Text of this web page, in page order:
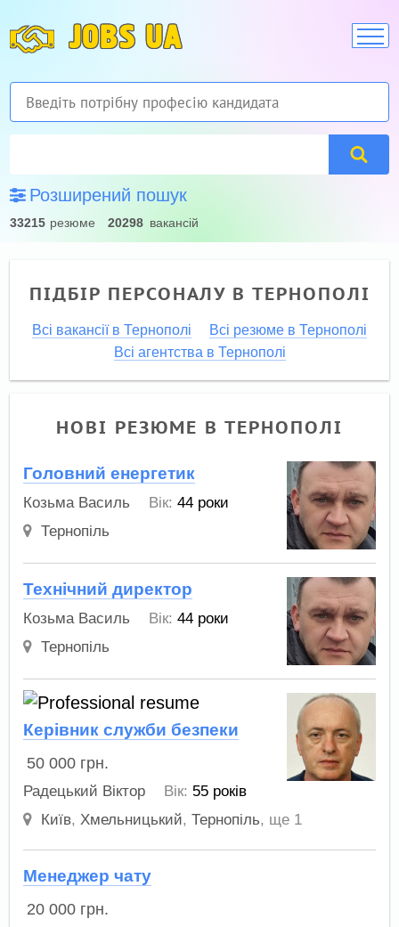
JOBS UA
Розширений пошук
33215 резюме 20298 вакансій
ПІДБІР ПЕРСОНАЛУ В ТЕРНОПОЛІ
Всі вакансії в Тернополі
Всі резюме в Тернополі
Всі агентства в Тернополі
НОВІ РЕЗЮМЕ В ТЕРНОПОЛІ
Головний енергетик
Козьма Василь Вік: 44 роки
Тернопіль
Технічний директор
Козьма Василь Вік: 44 роки
Тернопіль
Керівник служби безпеки
50 000 грн.
Радецький Віктор Вік: 55 років
Київ, Хмельницький, Тернопіль, ще 1
Менеджер чату
20 000 грн.